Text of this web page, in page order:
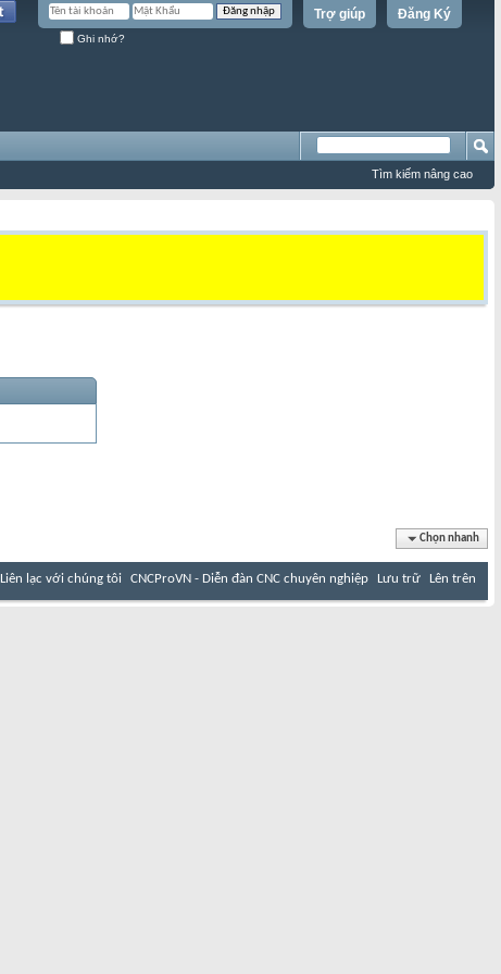
Đăng Ký
Trợ giúp
Ghi nhớ?
Tìm kiếm nâng cao
Chọn nhanh
Liên lạc với chúng tôi CNCProVN - Diễn đàn CNC chuyên nghiệp Lưu trữ Lên trên